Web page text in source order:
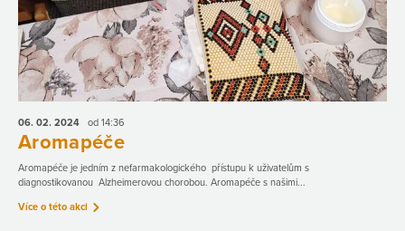
06. 02. 2024 od 14:36
Aromapéče
Aromapéče je jedním z nefarmakologického přístupu k uživatelům s
diagnostikovanou Alzheimerovou chorobou. Aromapéče s našimi...
Více o této akci